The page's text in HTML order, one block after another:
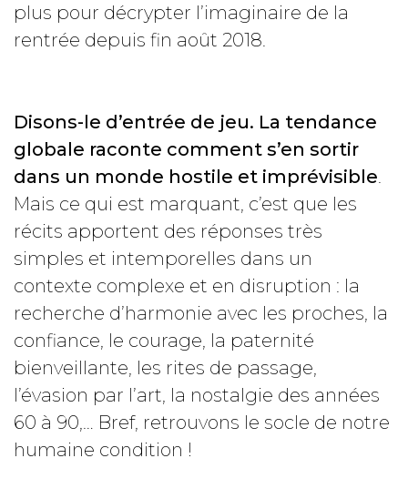
plus pour décrypter l’imaginaire de la
rentrée depuis fin août 2018.
Disons-le d’entrée de jeu. La tendance
globale raconte comment s’en sortir
dans un monde hostile et imprévisible.
Mais ce qui est marquant, c’est que les
récits apportent des réponses très
simples et intemporelles dans un
contexte complexe et en disruption : la
recherche d’harmonie avec les proches, la
confiance, le courage, la paternité
bienveillante, les rites de passage,
l’évasion par l’art, la nostalgie des années
60 à 90,… Bref, retrouvons le socle de notre
humaine condition !